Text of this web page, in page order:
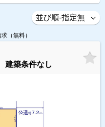
（無料）
築条件なし